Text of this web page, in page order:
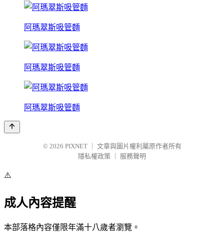
阿瑪翠斯吸管麵
阿瑪翠斯吸管麵
阿瑪翠斯吸管麵
© 2026 PIXNET
文章與圖片權利屬原作者所有
隱私權政策
服務聲明
⚠️
成人內容提醒
本部落格內容僅限年滿十八歲者瀏覽。